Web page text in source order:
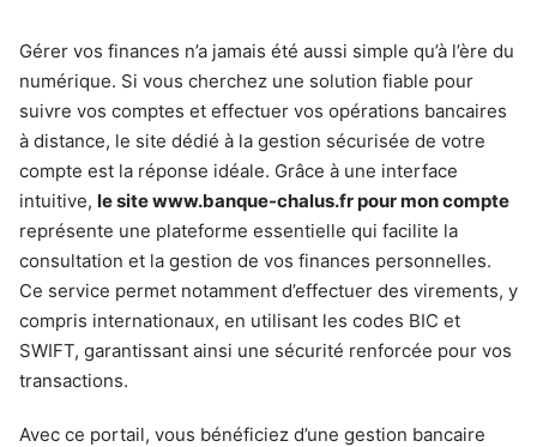
Gérer vos finances n’a jamais été aussi simple qu’à l’ère du
numérique. Si vous cherchez une solution fiable pour
suivre vos comptes et effectuer vos opérations bancaires
à distance, le site dédié à la gestion sécurisée de votre
compte est la réponse idéale. Grâce à une interface
intuitive, le site www.banque-chalus.fr pour mon compte
représente une plateforme essentielle qui facilite la
consultation et la gestion de vos finances personnelles.
Ce service permet notamment d’effectuer des virements, y
compris internationaux, en utilisant les codes BIC et
SWIFT, garantissant ainsi une sécurité renforcée pour vos
transactions.
Avec ce portail, vous bénéficiez d’une gestion bancaire